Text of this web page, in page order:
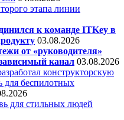
этапа линии
к команде ITKey в
03.08.2026
от «руководителя»
канал 03.08.2026
конструкторскую
для беспилотных
для стильных людей